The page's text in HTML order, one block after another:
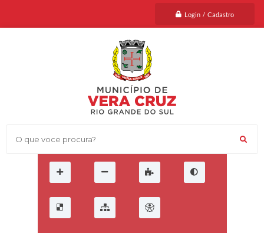
Login / Cadastro
O que voce procura?